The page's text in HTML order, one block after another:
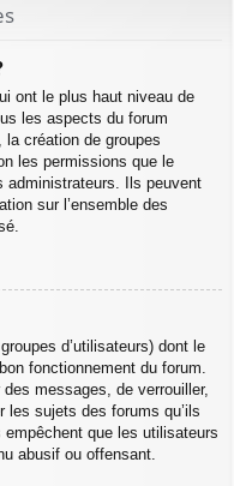
ont le plus haut niveau de
les aspects du forum
création de groupes
les permissions que le
administrateurs. Ils peuvent
sur l’ensemble des
d’utilisateurs) dont le
fonctionnement du forum.
messages, de verrouiller,
les sujets des forums qu’ils
que les utilisateurs
abusif ou offensant.